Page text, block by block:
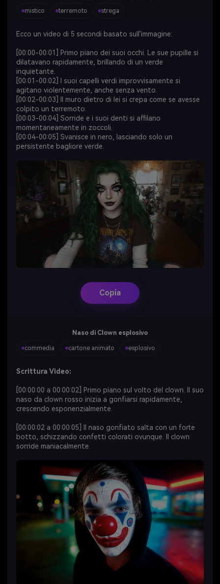
mistico terremoto strega
Ecco un video di 5 secondi basato sull'immagine:
[00:00-00:01] Primo piano dei suoi occhi. Le sue pupille si
dilatavano rapidamente, brillando di un verde
inquietante.
[00:01-00:02] I suoi capelli verdi improvvisamente si
agitano violentemente, anche senza vento.
[00:02-00:03] Il muro dietro di lei si crepa come se avesse
colpito un terremoto.
[00:03-00:04] Sorride e i suoi denti si affilano
momentaneamente in zoccoli.
[00:04-00:05] Svanisce in nero, lasciando solo un
persistente bagliore verde.
Copia
Naso di Clown esplosivo
commedia cartone animato esplosivo
Scrittura Video:
[00:00:00 a 00:00:02] Primo piano sul volto del clown. Il suo
naso da clown rosso inizia a gonfiarsi rapidamente,
crescendo esponenzialmente.
[00:00:02 a 00:00:05] Il naso gonfiato salta con un forte
botto, schizzando confetti colorati ovunque. Il clown
sorride maniacalmente.